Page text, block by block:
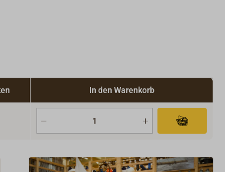
In den Warenkorb